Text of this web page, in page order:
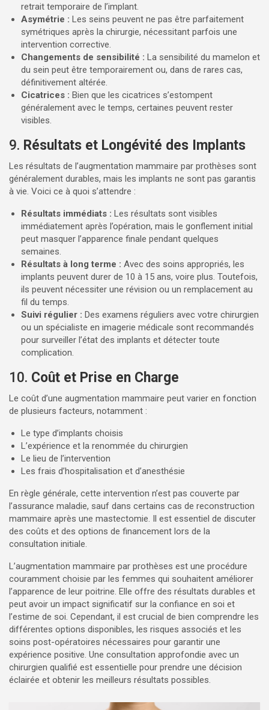
retrait temporaire de l’implant.
Asymétrie : Les seins peuvent ne pas être parfaitement
symétriques après la chirurgie, nécessitant parfois une
intervention corrective.
Changements de sensibilité : La sensibilité du mamelon et
du sein peut être temporairement ou, dans de rares cas,
définitivement altérée.
Cicatrices : Bien que les cicatrices s’estompent
généralement avec le temps, certaines peuvent rester
visibles.
9. Résultats et Longévité des Implants
Les résultats de l’augmentation mammaire par prothèses sont
généralement durables, mais les implants ne sont pas garantis
à vie. Voici ce à quoi s’attendre :
Résultats immédiats : Les résultats sont visibles
immédiatement après l’opération, mais le gonflement initial
peut masquer l’apparence finale pendant quelques
semaines.
Résultats à long terme : Avec des soins appropriés, les
implants peuvent durer de 10 à 15 ans, voire plus. Toutefois,
ils peuvent nécessiter une révision ou un remplacement au
fil du temps.
Suivi régulier : Des examens réguliers avec votre chirurgien
ou un spécialiste en imagerie médicale sont recommandés
pour surveiller l’état des implants et détecter toute
complication.
10. Coût et Prise en Charge
Le coût d’une augmentation mammaire peut varier en fonction
de plusieurs facteurs, notamment :
Le type d’implants choisis
L’expérience et la renommée du chirurgien
Le lieu de l’intervention
Les frais d’hospitalisation et d’anesthésie
En règle générale, cette intervention n’est pas couverte par
l’assurance maladie, sauf dans certains cas de reconstruction
mammaire après une mastectomie. Il est essentiel de discuter
des coûts et des options de financement lors de la
consultation initiale.
L’augmentation mammaire par prothèses est une procédure
couramment choisie par les femmes qui souhaitent améliorer
l’apparence de leur poitrine. Elle offre des résultats durables et
peut avoir un impact significatif sur la confiance en soi et
l’estime de soi. Cependant, il est crucial de bien comprendre les
différentes options disponibles, les risques associés et les
soins post-opératoires nécessaires pour garantir une
expérience positive. Une consultation approfondie avec un
chirurgien qualifié est essentielle pour prendre une décision
éclairée et obtenir les meilleurs résultats possibles.